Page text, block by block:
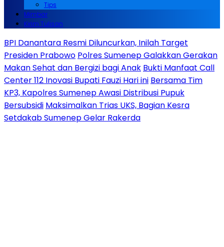
Tips
Mimbar
Kirim Tulisan
BPI Danantara Resmi Diluncurkan, Inilah Target
Presiden Prabowo Polres Sumenep Galakkan Gerakan
Makan Sehat dan Bergizi bagi Anak Bukti Manfaat Call
Center 112 Inovasi Bupati Fauzi Hari ini Bersama Tim
KP3, Kapolres Sumenep Awasi Distribusi Pupuk
Bersubsidi Maksimalkan Trias UKS, Bagian Kesra
Setdakab Sumenep Gelar Rakerda